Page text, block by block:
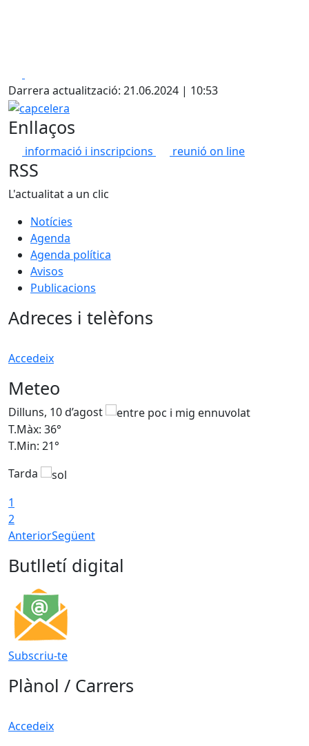
Darrera actualització: 21.06.2024 | 10:53
capcelera
Enllaços
informació i inscripcions reunió on line
RSS
L'actualitat a un clic
Notícies
Agenda
Agenda política
Avisos
Publicacions
Adreces i telèfons
Accedeix
Meteo
Dilluns, 10 d’agost
T.Màx: 36°
T.Min: 21°
Tarda
1
2
AnteriorSegüent
Butlletí digital
Subscriu-te
Plànol / Carrers
Accedeix